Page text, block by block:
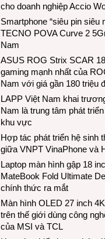
cho doanh nghiệp Accio
Smartphone “siêu pin siêu
TECNO POVA Curve 2
Nam
ASUS ROG Strix SCAR
gaming mạnh nhất của
Nam với giá gần 180 triệu
LAPP Việt Nam khai
Nam là trung tâm phát
khu vực
Hợp tác phát triển hệ sinh
giữa VNPT VinaPhone và
Laptop màn hình gập 18
MateBook Fold Ultimate
chính thức ra mắt
Màn hình OLED 27 inch
trên thế giới dùng công
của MSI và TCL